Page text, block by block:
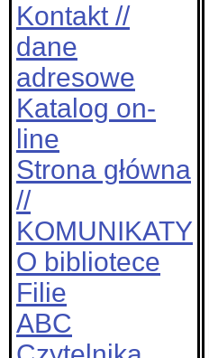
Kontakt //
dane
adresowe
Katalog on-
line
Strona główna
//
KOMUNIKATY
O bibliotece
Filie
ABC